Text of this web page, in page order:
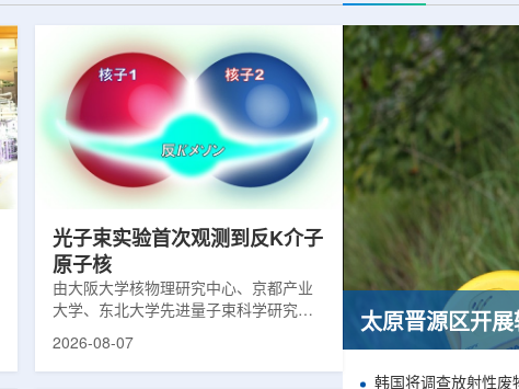
学能够直接在量子计算框架中表示和
模拟。...
期约为6.6天，从生产、运输到药
制备和患者给药...
光子束实验首次观测到反K介子
原子核
由大阪大学核物理研究中心、京都产业
大学、东北大学先进量子束科学研究中
台湾中央研究院和加拿大萨斯喀彻温大
2026-08-07
太原晋源区开
韩国将调查放射性废